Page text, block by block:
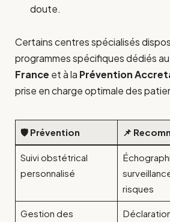
doute.
Certains centres spécialisés
programmes spécifiques dédiés au
France et à la Prévention
prise en charge optimale des
🛡️ Prévention 📌
Suivi obstétrical
personnalisé
risques
Gestion des